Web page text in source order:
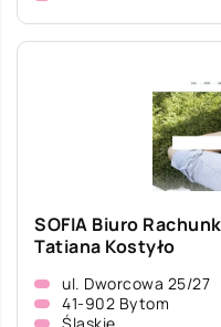
SOFIA Biuro
Tatiana Kostyło
ul. Dworcowa 25/27
41-902 Bytom